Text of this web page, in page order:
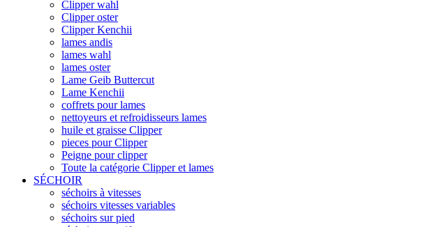
Clipper wahl
Clipper oster
Clipper Kenchii
lames andis
lames wahl
lames oster
Lame Geib Buttercut
Lame Kenchii
coffrets pour lames
nettoyeurs et refroidisseurs lames
huile et graisse Clipper
pieces pour Clipper
Peigne pour clipper
Toute la catégorie Clipper et lames
SÉCHOIR
séchoirs à vitesses
séchoirs vitesses variables
séchoirs sur pied